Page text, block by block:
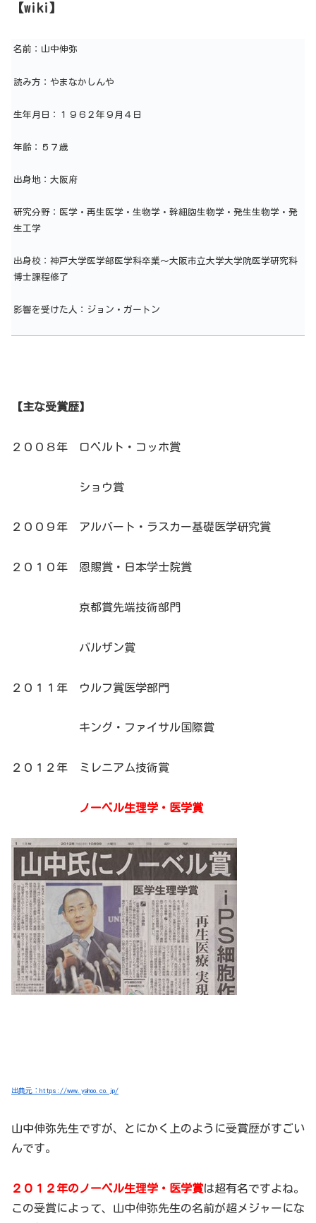
【wiki】
名前：山中伸弥
読み方：やまなかしんや
生年月日：１９６２年９月４日
年齢：５７歳
出身地：大阪府
研究分野：医学・再生医学・生物学・幹細胞生物学・発生生物学・発
生工学
出身校：神戸大学医学部医学科卒業～大阪市立大学大学院医学研究科
博士課程修了
影響を受けた人：ジョン・ガートン
【主な受賞歴】
２００８年 ロベルト・コッホ賞
ショウ賞
２００９年 アルバート・ラスカー基礎医学研究賞
２０１０年 恩賜賞・日本学士院賞
京都賞先端技術部門
バルザン賞
２０１１年 ウルフ賞医学部門
キング・ファイサル国際賞
２０１２年 ミレニアム技術賞
ノーベル生理学・医学賞
出典元：https://www.yahoo.co.jp/
山中伸弥先生ですが、とにかく上のように受賞歴がすごい
んです。
２０１２年のノーベル生理学・医学賞は超有名ですよね。
この受賞によって、山中伸弥先生の名前が超メジャーにな